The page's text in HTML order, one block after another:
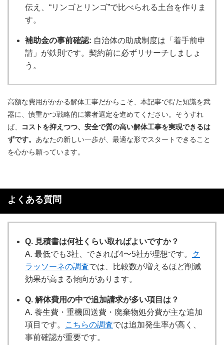
伝え、“リンゴとリンゴ”で比べられる土台を作りま
す。
補助金の事前確認: 自治体の助成制度は「着手前申
請」が鉄則です。契約前に必ずリサーチしましょ
う。
高額な費用がかかる解体工事だからこそ、本記事で得た知識を武
器に、慎重かつ戦略的に業者選定を進めてください。そうすれ
ば、
コストを抑えつつ、安全で質の高い解体工事を実現できるは
ずです。 あなたの新しい一歩が、最適な形でスタートできること
を心から願っています。
よくある質問
Q. 見積書は何社くらい取ればよいですか？
A. 最低でも3社、できれば4〜5社が理想です。
ク
ラッソーネの調査では、比較数が増えるほど削減
効果が高まる傾向があります。
Q. 解体費用の中で追加請求が多い項目は？
A. 養生費・重機回送費・廃棄物処分費が主な追加
項目です。
こちらの調査では追加発生率が高く、
事前確認が重要です。